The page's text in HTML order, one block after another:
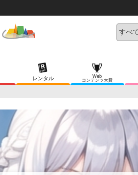
レンタル
Web
コンテンツ大賞